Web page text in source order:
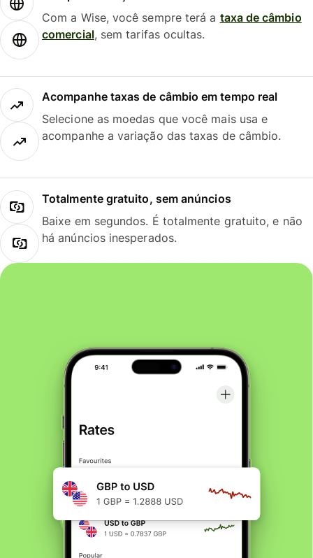
Com a Wise, você sempre terá a taxa de câmbio
comercial, sem tarifas ocultas.
Acompanhe taxas de câmbio em tempo real
Selecione as moedas que você mais usa e
acompanhe a variação das taxas de câmbio.
Totalmente gratuito, sem anúncios
Baixe em segundos. É totalmente gratuito, e não
há anúncios inesperados.